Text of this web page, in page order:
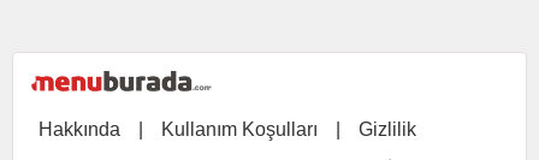
Hakkında Kullanım Koşulları Gizlilik